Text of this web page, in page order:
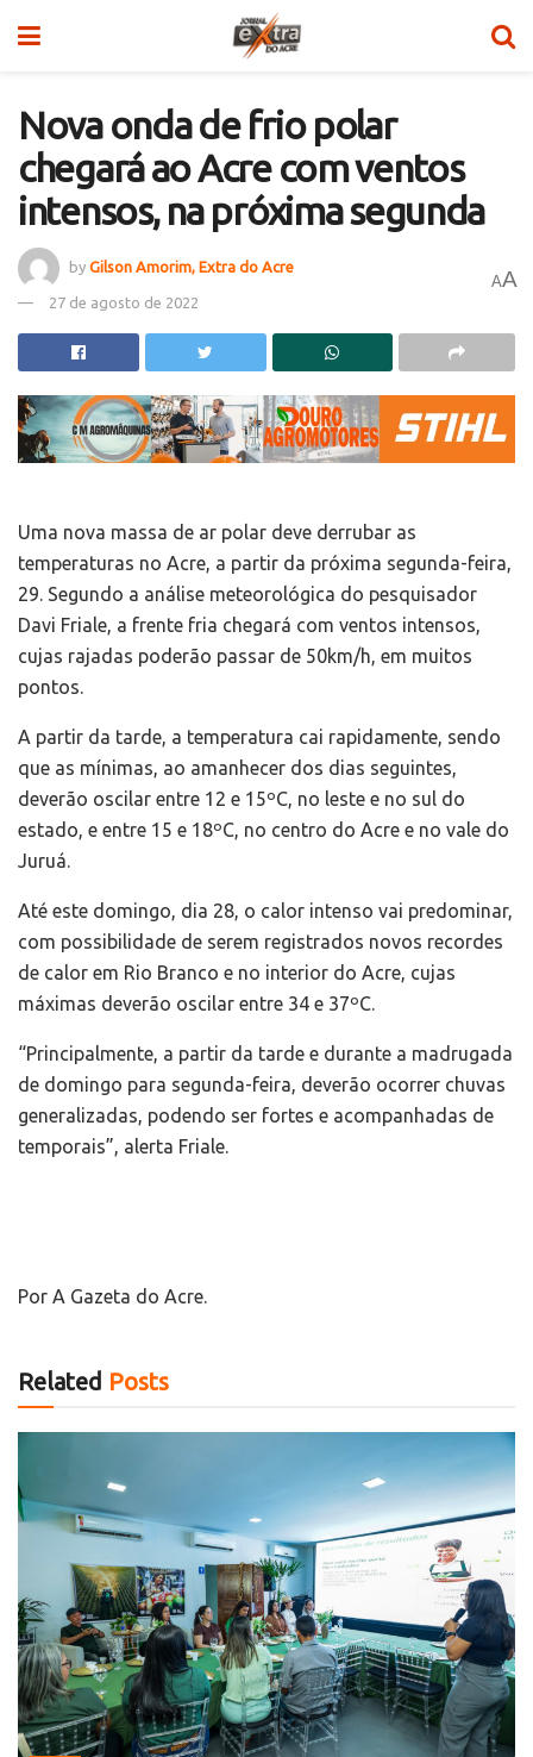
Nova onda de frio polar
chegará ao Acre com ventos
intensos, na próxima segunda
by Gilson Amorim, Extra do Acre
27 de agosto de 2022
AA
Uma nova massa de ar polar deve derrubar as
temperaturas no Acre, a partir da próxima segunda-feira,
29. Segundo a análise meteorológica do pesquisador
Davi Friale, a frente fria chegará com ventos intensos,
cujas rajadas poderão passar de 50km/h, em muitos
pontos.
A partir da tarde, a temperatura cai rapidamente, sendo
que as mínimas, ao amanhecer dos dias seguintes,
deverão oscilar entre 12 e 15ºC, no leste e no sul do
estado, e entre 15 e 18ºC, no centro do Acre e no vale do
Juruá.
Até este domingo, dia 28, o calor intenso vai predominar,
com possibilidade de serem registrados novos recordes
de calor em Rio Branco e no interior do Acre, cujas
máximas deverão oscilar entre 34 e 37ºC.
“Principalmente, a partir da tarde e durante a madrugada
de domingo para segunda-feira, deverão ocorrer chuvas
generalizadas, podendo ser fortes e acompanhadas de
temporais”, alerta Friale.
Por A Gazeta do Acre.
Related Posts